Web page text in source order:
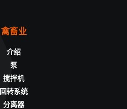
禽畜业
介绍
泵
搅拌机
回转系统
分离器